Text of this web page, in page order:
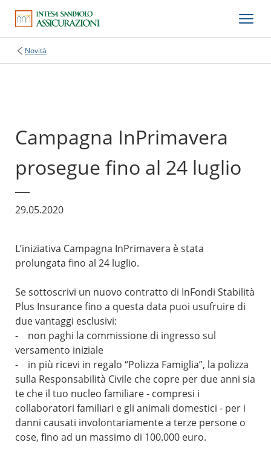
Novità
Campagna InPrimavera
prosegue fino al 24 luglio
29.05.2020
L’iniziativa Campagna InPrimavera è stata
prolungata fino al 24 luglio.
Se sottoscrivi un nuovo contratto di InFondi Stabilità
Plus Insurance fino a questa data puoi usufruire di
due vantaggi esclusivi:
- non paghi la commissione di ingresso sul
versamento iniziale
- in più ricevi in regalo “Polizza Famiglia”, la polizza
sulla Responsabilità Civile che copre per due anni sia
te che il tuo nucleo familiare - compresi i
collaboratori familiari e gli animali domestici - per i
danni causati involontariamente a terze persone o
cose, fino ad un massimo di 100.000 euro.